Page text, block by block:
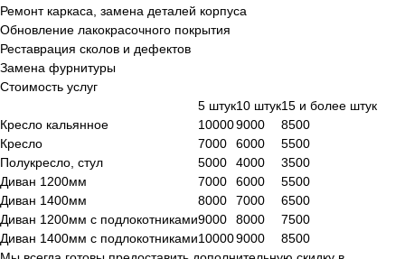
Ремонт каркаса, замена деталей корпуса
Обновление лакокрасочного покрытия
Реставрация сколов и дефектов
Замена фурнитуры
Стоимость услуг
5 штук10 штук15 и более штук
Кресло кальянное
100009000
8500
Кресло
7000 6000
5500
Полукресло, стул
5000 4000
3500
Диван 1200мм
7000 6000
5500
Диван 1400мм
8000 7000
6500
Диван 1200мм с подлокотниками9000 8000
7500
Диван 1400мм с подлокотниками100009000
8500